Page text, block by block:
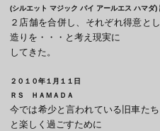
(シルエット マジック バイ アールエス ハマダ)
２店舗を合併し、それぞれ得意と
造りを・・・と考え現実に
してきた。
２０１０年１月１１日
ＲＳ ＨＡＭＡＤＡ
今では希少と言われている旧車た
と楽しく過ごすために